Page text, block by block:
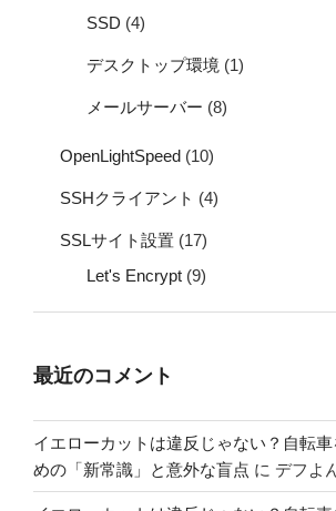
SSD (4)
デスクトップ環境 (1)
メールサーバー (8)
OpenLightSpeed (10)
SSHクライアント (4)
SSLサイト設置 (17)
Let's Encrypt (9)
最近のコメント
イエローカットは違反じゃない？自転
めの「新常識」と意外な盲点 に デフよ